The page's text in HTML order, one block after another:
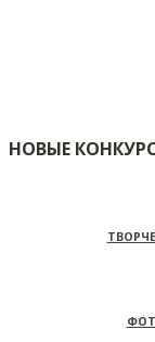
НОВЫЕ